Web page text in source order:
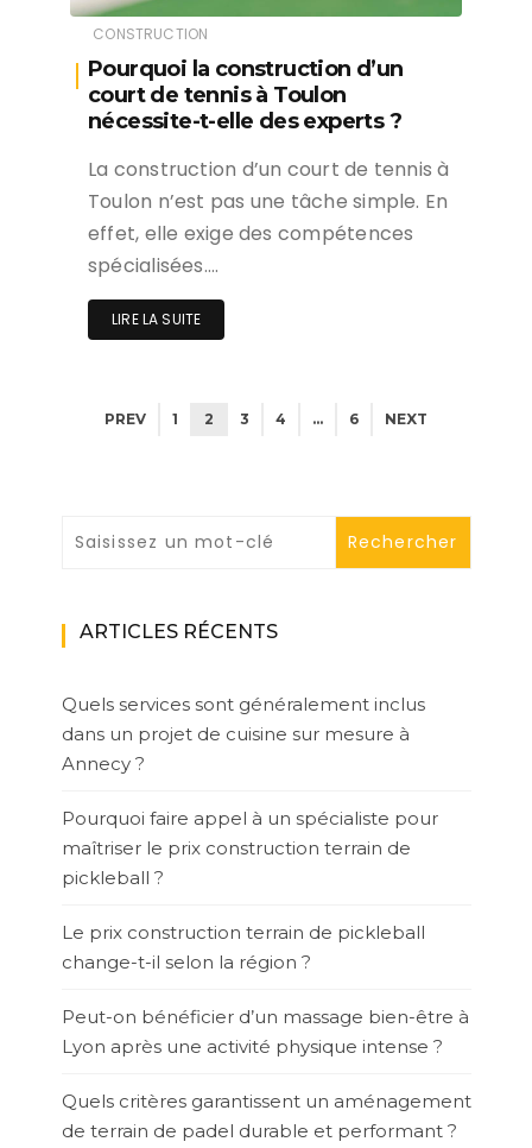
CONSTRUCTION
Pourquoi la construction d’un
court de tennis à Toulon
nécessite-t-elle des experts ?
La construction d’un court de tennis à
Toulon n’est pas une tâche simple. En
effet, elle exige des compétences
spécialisées….
LIRE LA SUITE
PREV 1 2 3 4 … 6 NEXT
ARTICLES RÉCENTS
Quels services sont généralement inclus
dans un projet de cuisine sur mesure à
Annecy ?
Pourquoi faire appel à un spécialiste pour
maîtriser le prix construction terrain de
pickleball ?
Le prix construction terrain de pickleball
change-t-il selon la région ?
Peut-on bénéficier d’un massage bien-être à
Lyon après une activité physique intense ?
Quels critères garantissent un aménagement
de terrain de padel durable et performant ?